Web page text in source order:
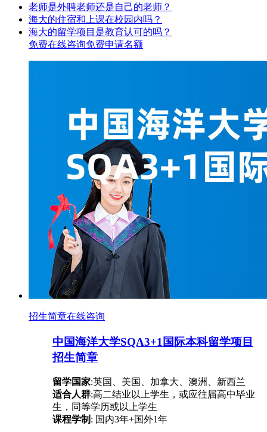
老师是外聘老师还是自己的老师？
海大的住宿和上课在校园内吗？
海大的留学项目是教育认可的吗？
免费在线咨询免费申请名额
招生简章在线咨询
中国海洋大学SQA3+1国际本科留学项目
招生简章
留学国家:英国、美国、加拿大、澳洲、新西兰
适合人群:高二结业以上学生，或应往届高中毕业
生，同等学历或以上学生
课程学制 : 国内3年+国外1年